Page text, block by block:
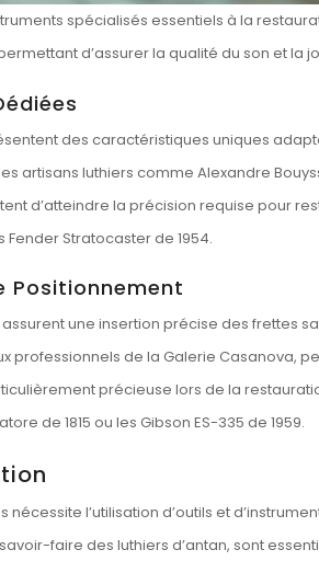
spécialisés essentiels à la
d’assurer la qualité du son et la
des caractéristiques uniques
artisans luthiers comme Alexandre
d’atteindre la précision requise pour
Fender Stratocaster de 1954.
Positionnement
une insertion précise des frettes
professionnels de la Galerie Casanova,
précieuse lors de la
de 1815 ou les Gibson ES-335 de 1959.
l’utilisation d’outils et
faire des luthiers d’antan, sont